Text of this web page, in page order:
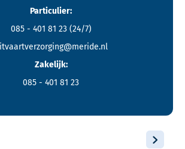
Particulier:
085 - 401 81 23 (24/7)
Zakelijk:
085 - 401 81 23